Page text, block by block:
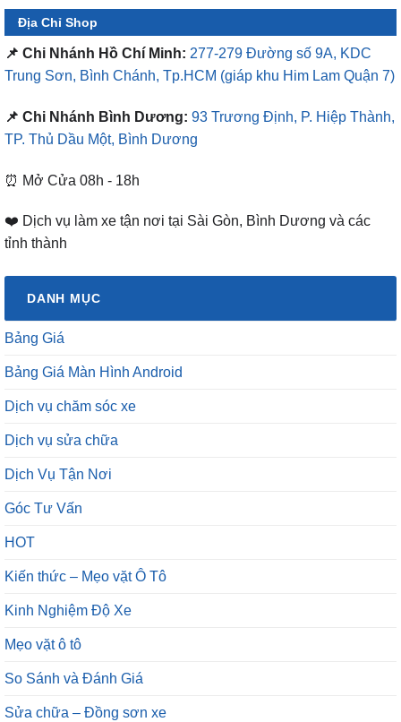
Địa Chỉ Shop
📌 Chi Nhánh Hồ Chí Minh: 277-279 Đường số 9A, KDC
Trung Sơn, Bình Chánh, Tp.HCM (giáp khu Him Lam Quận 7)
📌 Chi Nhánh Bình Dương: 93 Trương Định, P. Hiệp Thành,
TP. Thủ Dầu Một, Bình Dương
⏰ Mở Cửa 08h - 18h
❤️ Dịch vụ làm xe tận nơi tại Sài Gòn, Bình Dương và các
tỉnh thành
DANH MỤC
Bảng Giá
Bảng Giá Màn Hình Android
Dịch vụ chăm sóc xe
Dịch vụ sửa chữa
Dịch Vụ Tận Nơi
Góc Tư Vấn
HOT
Kiến thức – Mẹo vặt Ô Tô
Kinh Nghiệm Độ Xe
Mẹo vặt ô tô
So Sánh và Đánh Giá
Sửa chữa – Đồng sơn xe